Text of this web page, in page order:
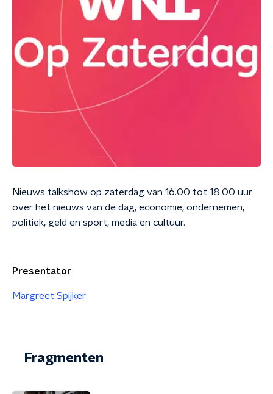
Nieuws talkshow op zaterdag van 16.00 tot 18.00 uur
over het nieuws van de dag, economie, ondernemen,
politiek, geld en sport, media en cultuur.
Presentator
Margreet Spijker
Fragmenten